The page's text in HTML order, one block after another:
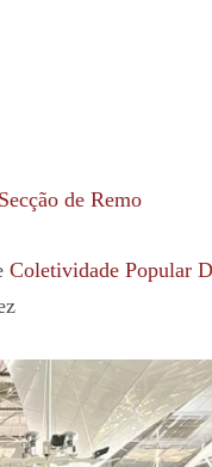
de Remo
Coletividade Popular